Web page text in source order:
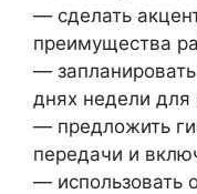
— сделать
преимущества
—
днях недели для
— предложить
передачи и
— использовать